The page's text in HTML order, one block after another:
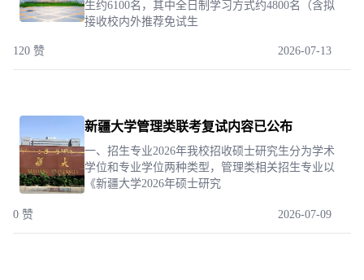
生约6100名，其中全日制学习方式约4800名（含拟
接收校内外推荐免试生
120 赞 2026-07-13
新疆大学管理类联考复试内容已公布
一、招生专业2026年我校招收硕士研究生分为学术
学位和专业学位两种类型，管理类相关招生专业以
《新疆大学2026年硕士研究
0 赞 2026-07-09